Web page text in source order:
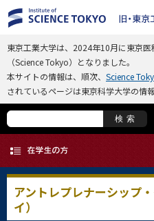
東京工業大学は、2024年10月に東京
（Science Tokyo）となりました。
本サイトの情報は、順次、 Science
されているページは東京科学大学の情
検索
アントレプレナーシップ
イ）